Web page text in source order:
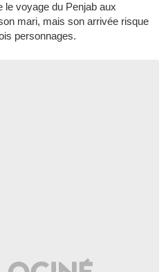
le voyage du Penjab aux
mari, mais son arrivée risque
personnages.